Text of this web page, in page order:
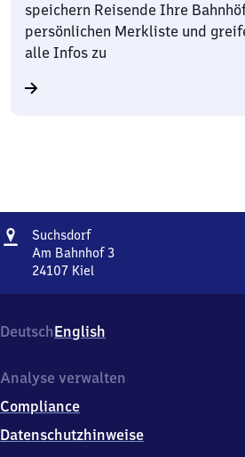
speichern Reisende Ihre
persönlichen Merkliste und
alle Infos zu
Adresse
SuchsdorfSuchsdorf
Am Bahnhof 3
24107 Kiel
Bahnhof
3,
4
0
7
DeutschEnglish
Analyse verwalten
Compliance
Datenschutzhinweise